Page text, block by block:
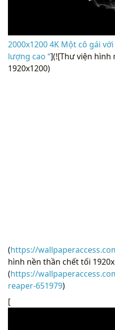
2000x1200 4K Một cô gái
lượng cao “](![Thư viện hình
1920x1200)
(https://
hình nền thần chết tối
(https://
reaper-651979)
[